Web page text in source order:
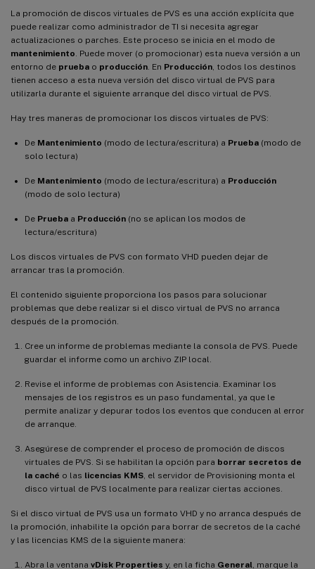
La promoción de discos virtuales de PVS es una acción explícita que
puede realizar como administrador de TI si necesita agregar
actualizaciones o parches. Este proceso se inicia en el modo de
mantenimiento . Puede mover (o promocionar) esta nueva versión a un
entorno de prueba o producción . En Producción , todos los destinos
tienen acceso a esta nueva versión del disco virtual de PVS para
utilizarla durante el siguiente arranque del disco virtual de PVS.
Hay tres maneras de promocionar los discos virtuales de PVS:
De Mantenimiento (modo de lectura/escritura) a Prueba (modo de
solo lectura)
De Mantenimiento (modo de lectura/escritura) a Producción
(modo de solo lectura)
De Prueba a Producción (no se aplican los modos de
lectura/escritura)
Los discos virtuales de PVS con formato VHD pueden dejar de
arrancar tras la promoción.
El contenido siguiente proporciona los pasos para solucionar
problemas que debe realizar si el disco virtual de PVS no arranca
después de la promoción.
Cree un informe de problemas mediante la consola de PVS. Puede
guardar el informe como un archivo ZIP local.
Revise el informe de problemas con Asistencia. Examinar los
mensajes de los registros es un paso fundamental, ya que le
permite analizar y depurar todos los eventos que conducen al error
de arranque.
Asegúrese de comprender el proceso de promoción de discos
virtuales de PVS. Si se habilitan la opción para borrar secretos de
la caché o las licencias KMS , el servidor de Provisioning monta el
disco virtual de PVS localmente para realizar ciertas acciones.
Si el disco virtual de PVS usa un formato VHD y no arranca después de
la promoción, inhabilite la opción para borrar de secretos de la caché
y las licencias KMS de la siguiente manera:
Abra la ventana vDisk Properties y, en la ficha General , marque la